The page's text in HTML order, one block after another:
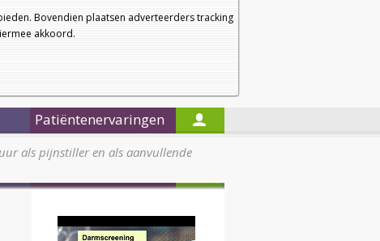
Bovendien plaatsen adverteerders tracking
akkoord.
a
a
Nieuwsbrief
Startpagina
Patiëntenervaringen
als pijnstiller en als aanvullende